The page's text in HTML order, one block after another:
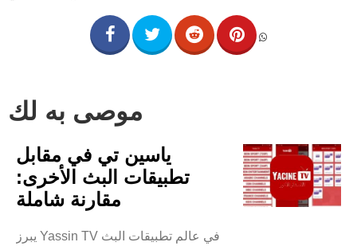
موصى به لك
ياسين تي في مقابل
تطبيقات البث الأخرى:
مقارنة شاملة
يبرز Yassin TV في عالم تطبيقات البث